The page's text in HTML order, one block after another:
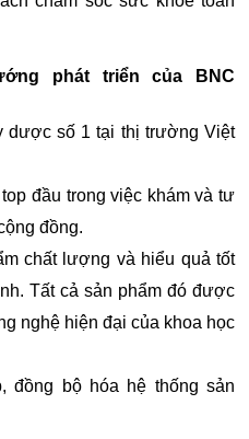
phát triển của BNC
dược số 1 tại thị trường Việt
đầu trong việc khám và tư
đồng.
chất lượng và hiểu quả tốt
Tất cả sản phẩm đó được
nghệ hiện đại của khoa học
đồng bộ hóa hệ thống sản